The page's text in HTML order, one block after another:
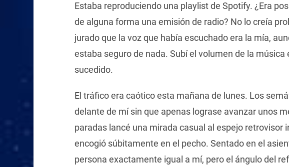
Estaba reproduciendo una playlist de Spotify. ¿Era
de alguna forma una emisión de radio? No lo creía
jurado que la voz que había escuchado era la mía,
estaba seguro de nada. Subí el volumen de la música
sucedido.
El tráfico era caótico esta mañana de lunes. Los
delante de mí sin que apenas lograse avanzar unos
paradas lancé una mirada casual al espejo retrovisor
encogió súbitamente en el pecho. Sentado en el
persona exactamente igual a mí, pero el ángulo del